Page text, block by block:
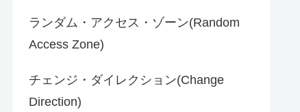
ランダム・アクセス・ゾーン(Random
Access Zone)
チェンジ・ダイレクション(Change
Direction)